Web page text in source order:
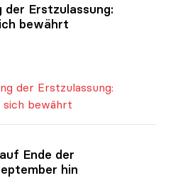
Erstzulassung:
bewährt
der Erstzulassung:
bewährt
Ende der
hin